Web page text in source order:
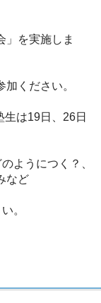
」を実施しま
ください。
は19日、26日
ようにつく？、
など
。